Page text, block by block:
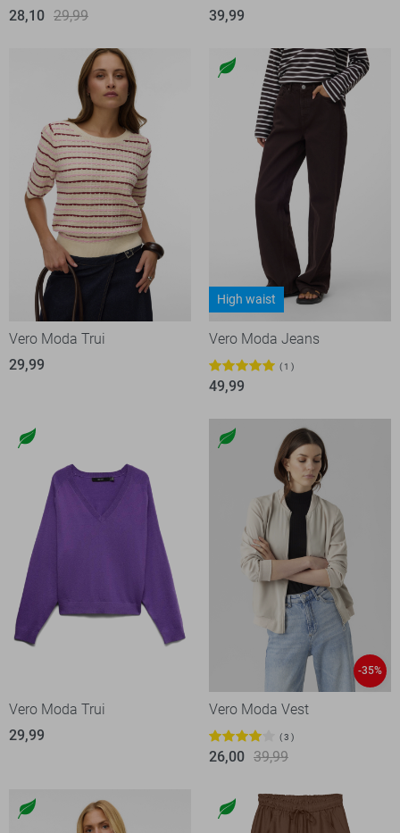
28,10 29,99
39,99
Vero Moda Trui
29,99
High waist
Vero Moda Jeans
1
49,99
Vero Moda Trui
29,99
-35%
Vero Moda Vest
3
26,00 39,99